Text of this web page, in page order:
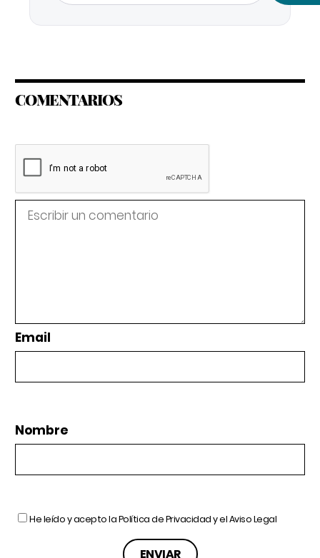
COMENTARIOS
Email
Nombre
He leído y acepto laPolítica de Privacidady elAviso Legal